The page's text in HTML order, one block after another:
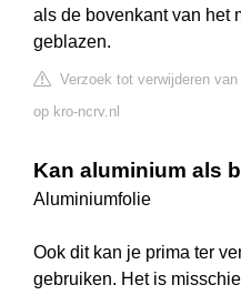
als de bovenkant van het
geblazen.
Verzoek tot verwijderen van
op kro-ncrv.nl
Kan aluminium als
Aluminiumfolie
Ook dit kan je prima ter
gebruiken. Het is